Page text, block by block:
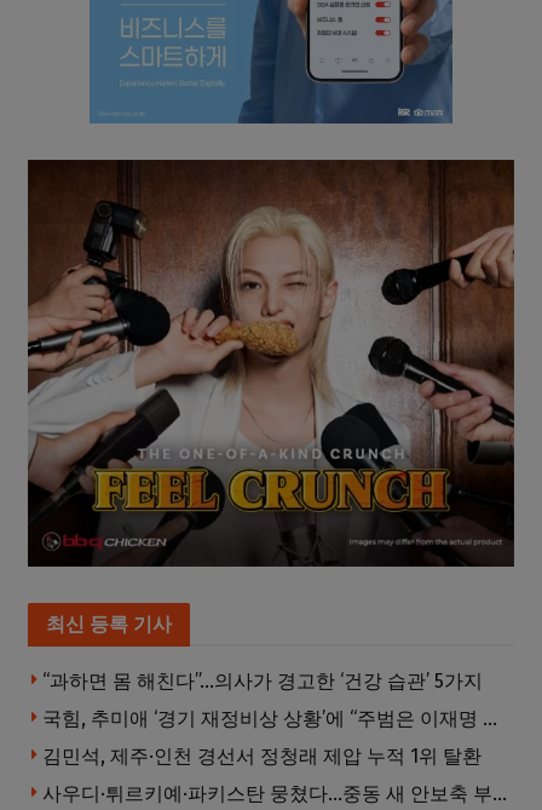
최신 등록 기사
“과하면 몸 해친다”…의사가 경고한 ‘건강 습관’ 5가지
국힘, 추미애 ‘경기 재정비상 상황’에 “주범은 이재명 전 지사”
김민석, 제주·인천 경선서 정청래 제압 누적 1위 탈환
사우디·튀르키예·파키스탄 뭉쳤다…중동 새 안보축 부상하나